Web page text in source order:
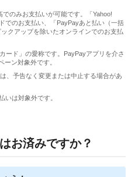
のみお支払いが可能です。「Yahoo!
でのお支払い、「PayPayあと払い（一括
クアップを除いたオンラインでのお支払
ード」の愛称です。PayPayアプリを介さ
ーン対象外です。
、予告なく変更または中止する場合があ
いは対象外です。
お済みですか？